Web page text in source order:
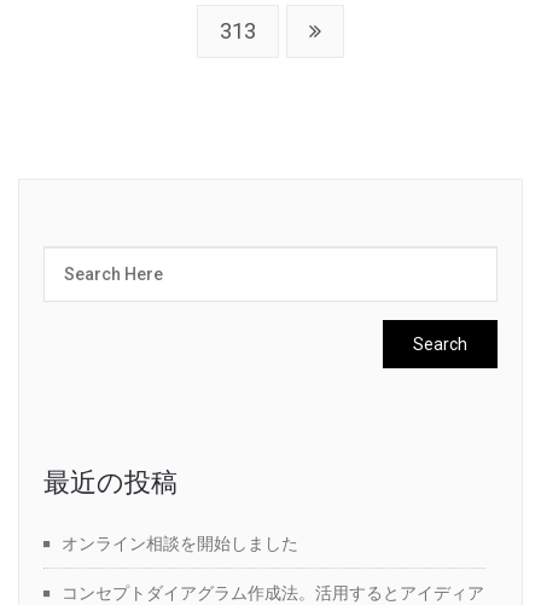
313
最近の投稿
オンライン相談を開始しました
コンセプトダイアグラム作成法。活用するとアイディア